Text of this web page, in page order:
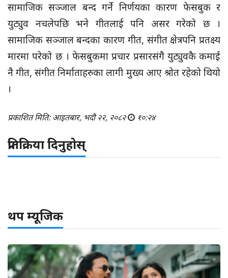
सामाजिक सञ्जाल बन्द गर्ने निर्णयका कारण फेसबुक र
युट्युव नचलेपछि भने गीतलाई पनि असर गरेको छ ।
सामाजिक सञ्जाल बन्दका कारण गीत, संगीत क्षेत्रपनि प्रतक्ष्य
मारमा परेको छ । फेसबुकमा प्रचार प्रसारसंगै युट्युवकै कमाई
नै गीत, संगीत निर्माताहरुका लागी मुख्य आए श्रोत रहेको थियो
।
प्रकाशित मिति: आइतबार, भदौ २२, २०८२ १०:२४
प्रतिक्रिया दिनुहोस्
थप म्यूजिक